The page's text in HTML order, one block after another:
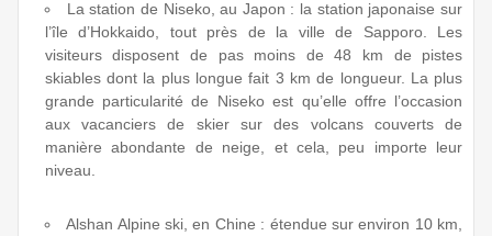
La station de Niseko, au Japon : la station japonaise sur
l’île d’Hokkaido, tout près de la ville de Sapporo. Les
visiteurs disposent de pas moins de 48 km de pistes
skiables dont la plus longue fait 3 km de longueur. La plus
grande particularité de Niseko est qu’elle offre l’occasion
aux vacanciers de skier sur des volcans couverts de
manière abondante de neige, et cela, peu importe leur
niveau.
Alshan Alpine ski, en Chine : étendue sur environ 10 km,